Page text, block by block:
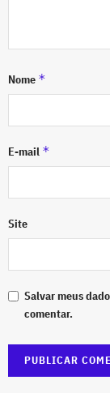
Nome *
E-mail *
Site
Salvar meus
comentar.